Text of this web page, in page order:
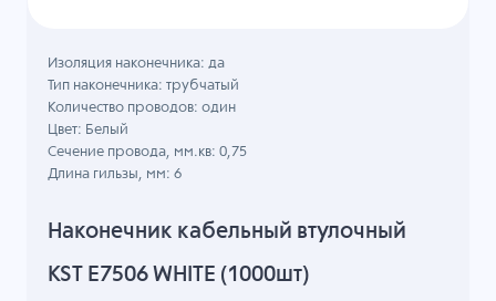
Наконечник кабельный втулочный
KST E7506 WHITE (1000шт)
Изоляция наконечника: да
Тип наконечника: трубчатый
Количество проводов: один
Цвет: Белый
Сечение провода, мм.кв: 0,75
Длина гильзы, мм: 6